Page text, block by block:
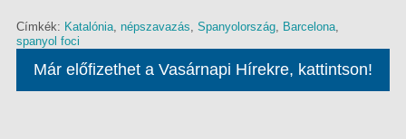
Címkék: Katalónia, népszavazás Spanyolország, Barcelona,
spanyol foci
Már előfizethet a Vasárnapi Hírekre, kattintson!